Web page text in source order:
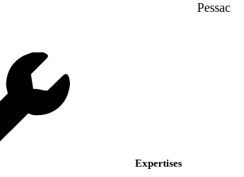
Pessac
Expertises